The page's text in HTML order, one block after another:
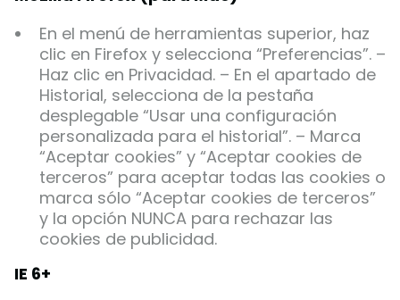
En el menú de herramientas superior, haz
clic en Firefox y selecciona “Preferencias”. –
Haz clic en Privacidad. – En el apartado de
Historial, selecciona de la pestaña
desplegable “Usar una configuración
personalizada para el historial”. – Marca
“Aceptar cookies” y “Aceptar cookies de
terceros” para aceptar todas las cookies o
marca sólo “Aceptar cookies de terceros”
y la opción NUNCA para rechazar las
cookies de publicidad.
IE 6+